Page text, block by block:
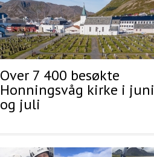
Over 7 400 besøkte
Honningsvåg kirke i juni
og juli